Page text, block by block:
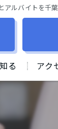
アルバイトを千
る
営業なし
アク
株式